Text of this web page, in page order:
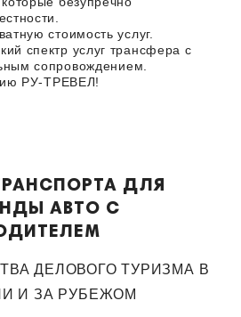
стоимость услуг.
спектр услуг трансфера с
сопровождением.
РУ-ТРЕВЕЛ!
ДЛЯ
АВТО С
ДЕЛОВОГО ТУРИЗМА В
И ЗА РУБЕЖОМ